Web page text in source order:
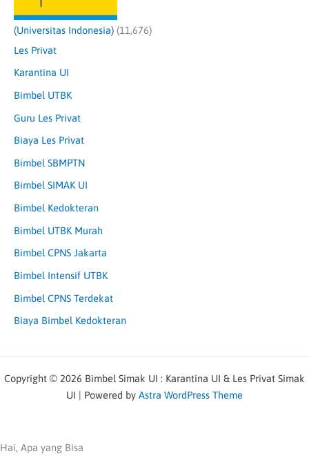
(Universitas Indonesia) (11,676)
Les Privat
Karantina UI
Bimbel UTBK
Guru Les Privat
Biaya Les Privat
Bimbel SBMPTN
Bimbel SIMAK UI
Bimbel Kedokteran
Bimbel UTBK Murah
Bimbel CPNS Jakarta
Bimbel Intensif UTBK
Bimbel CPNS Terdekat
Biaya Bimbel Kedokteran
Copyright © 2026 Bimbel Simak UI : Karantina UI & Les Privat Simak
UI | Powered by Astra WordPress Theme
Hai, Apa yang Bisa